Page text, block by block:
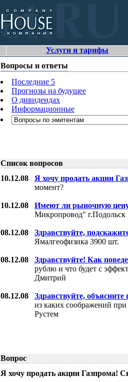
Услуги и тарифы
Вопросы и ответы
Последние 5
Прогнозы на будущее
О дивидендах
Информационные
Список вопросов
10.12.08 Я хочу продать акции
момент?
10.12.08
Имеют ли рыночную
Микропровод"
08.12.08
Здравствуйте,
Ямалгеофизика 3900 шт.
08.12.08
Здравствуйте! Как
рублю и что будет с
Дмитрий
08.12.08
Здравствуйте, объясните
из каких соображений
Рустем
Вопрос
Я хочу продать акции Газпрома!